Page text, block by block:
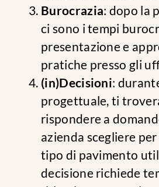
Burocrazia: dopo la
ci sono i tempi
presentazione e
pratiche presso gli
(in)Decisioni:
progettuale, ti
rispondere a
azienda scegliere
tipo di pavimento
decisione richiede